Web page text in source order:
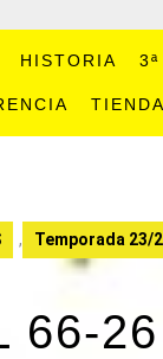
HISTORIA
TIENDA
, Temporada 23/
66-